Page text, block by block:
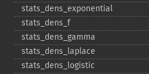
stats_​dens_​exponential
stats_​dens_​f
stats_​dens_​gamma
stats_​dens_​laplace
stats_​dens_​logistic